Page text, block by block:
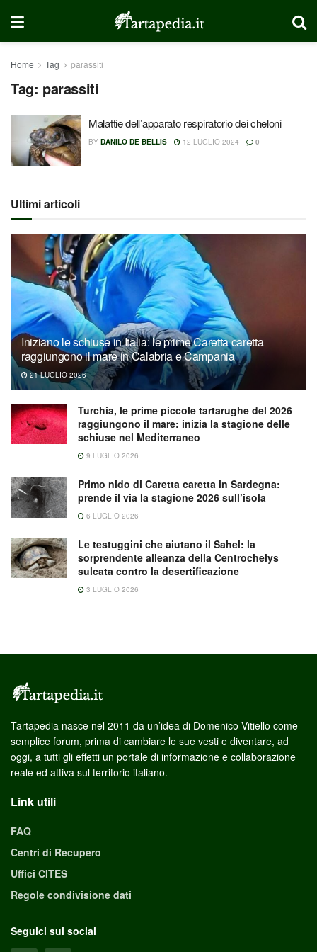
Home Tag parassiti
Tag: parassiti
Malattie dell’apparato respiratorio dei cheloni
BY DANILO DE BELLIS 12 LUGLIO 2024 0
Ultimi articoli
Iniziano le schiuse in Italia: le prime Caretta caretta
raggiungono il mare in Calabria e Campania
21 LUGLIO 2026
Turchia, le prime piccole tartarughe del 2026
raggiungono il mare: inizia la stagione delle
schiuse nel Mediterraneo
9 LUGLIO 2026
Primo nido di Caretta caretta in Sardegna:
prende il via la stagione 2026 sull’isola
6 LUGLIO 2026
Le testuggini che aiutano il Sahel: la
sorprendente alleanza della Centrochelys
sulcata contro la desertificazione
3 LUGLIO 2026
Tartapedia nasce nel 2011 da un’idea di Domenico Vitiello come
semplice forum, prima di cambiare le sue vesti e diventare, ad
oggi, a tutti gli effetti un portale di informazione e collaborazione
reale ed attiva sul territorio italiano.
Link utili
FAQ
Centri di Recupero
Uffici CITES
Regole condivisione dati
Seguici sui social